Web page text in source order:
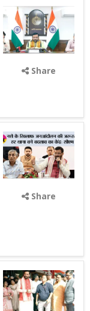
Share
Share